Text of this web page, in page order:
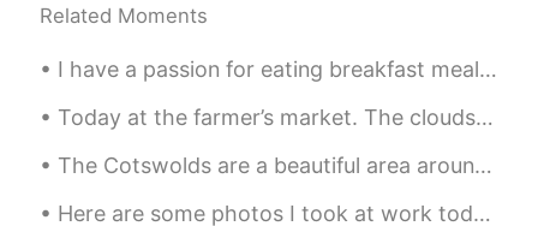
田沐.
CN EN
或许只是给你意见吧，或是开玩笑，有些人
Related Moments
I have a passion for eating breakfast meals at lunchtime. 🍳 Lunchtime is the best time for brea...
Today at the farmer’s market. The clouds were so gorgeous. I couldn’t help but snap a quick photo...
The Cotswolds are a beautiful area around the middle of England. If you’re ever in the UK, I can’...
Here are some photos I took at work today. The birds are: Great Blue Heron, Sandhill Crane, Bald ...